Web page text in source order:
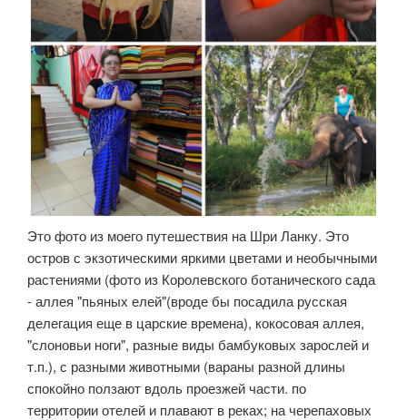
Это фото из моего путешествия на Шри Ланку. Это
остров с экзотическими яркими цветами и необычными
растениями (фото из Королевского ботанического сада
- аллея "пьяных елей"(вроде бы посадила русская
делегация еще в царские времена), кокосовая аллея,
"слоновьи ноги", разные виды бамбуковых зарослей и
т.п.), с разными животными (вараны разной длины
спокойно ползают вдоль проезжей части. по
территории отелей и плавают в реках; на черепаховых